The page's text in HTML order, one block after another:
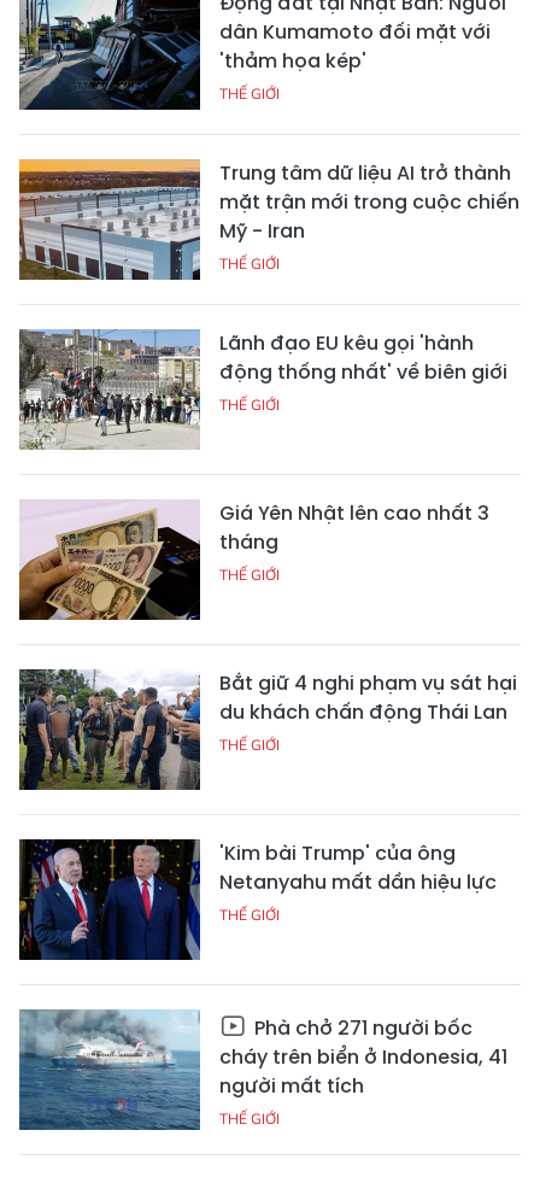
dân Kumamoto đối mặt với
'thảm họa kép'
THẾ GIỚI
Trung tâm dữ liệu AI trở thành
mặt trận mới trong cuộc chiến
Mỹ - Iran
THẾ GIỚI
Lãnh đạo EU kêu gọi 'hành
động thống nhất' về biên giới
THẾ GIỚI
Giá Yên Nhật lên cao nhất 3
tháng
THẾ GIỚI
Bắt giữ 4 nghi phạm vụ sát hại
du khách chấn động Thái Lan
THẾ GIỚI
'Kim bài Trump' của ông
Netanyahu mất dần hiệu lực
THẾ GIỚI
Phà chở 271 người bốc
cháy trên biển ở Indonesia, 41
người mất tích
THẾ GIỚI